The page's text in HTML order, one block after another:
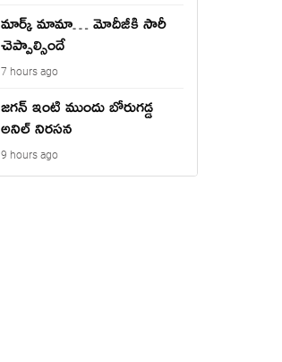
మార్క్ మామా… మోదీజీకి సారీ
చెప్పాల్సిందే
7 hours ago
జగన్ ఇంటి ముందు బోరుగడ్డ
అనిల్ నిరసన
9 hours ago